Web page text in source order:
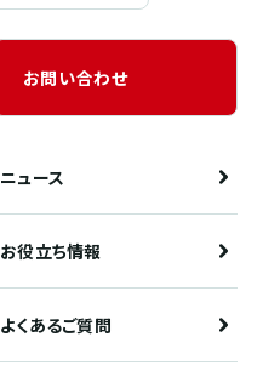
お問い合わせ
ニュース
お役立ち情報
よくあるご質問